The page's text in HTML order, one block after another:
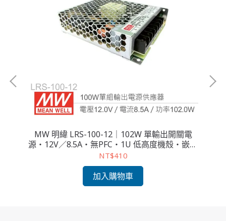
MW 明緯 LRS-100-12｜102W 單輸出開關電
源・12V／8.5A・無PFC・1U 低高度機殼・嵌入
式電源入門首選
NT$410
加入購物車